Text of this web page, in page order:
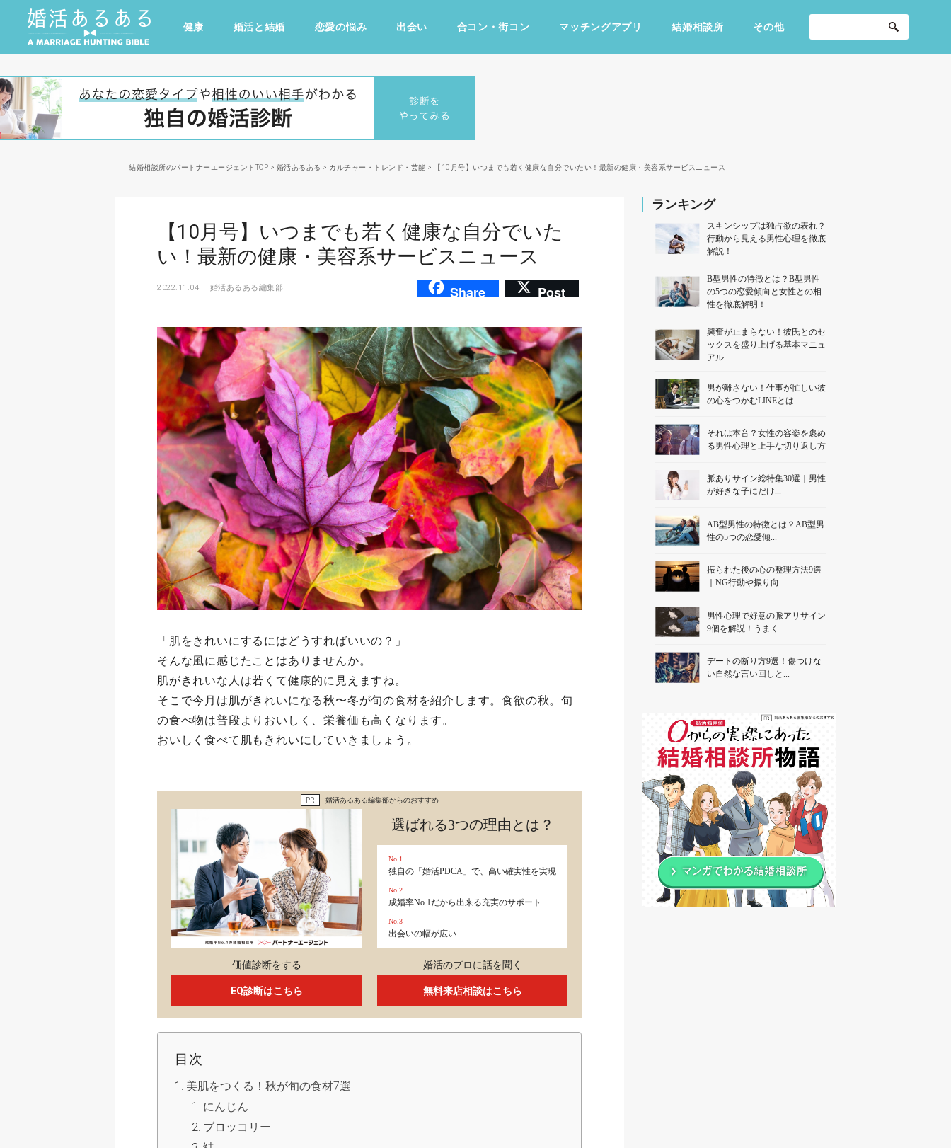
健康 婚活と結婚 恋愛の悩み 出会い 合コン・街コン マッチングアプリ 結婚相談所 その他
心の処方箋 カルチャー・トレンド・芸能
結婚相談所のパートナーエージェントTOP > 婚活あるある > カルチャー・トレンド・芸能 > 【10月号】いつまでも若く健康な自分でいたい！最新の健康・美容系サービスニュース
【10月号】いつまでも若く健康な自分でいた
い！最新の健康・美容系サービスニュース
2022.11.04 婚活あるある編集部 Share Post
「肌をきれいにするにはどうすればいいの？」
そんな風に感じたことはありませんか。
肌がきれいな人は若くて健康的に見えますね。
そこで今月は肌がきれいになる秋〜冬が旬の食材を紹介します。食欲の秋。旬
の食べ物は普段よりおいしく、栄養価も高くなります。
おいしく食べて肌もきれいにしていきましょう。
PR 婚活あるある編集部からのおすすめ
価値診断をする
EQ診断はこちら
選ばれる3つの理由とは？
No.1
独自の「婚活PDCA」で、高い確実性を実現
No.2
成婚率No.1だから出来る充実のサポート
No.3
出会いの幅が広い
婚活のプロに話を聞く
無料来店相談はこちら
目次
美肌をつくる！秋が旬の食材7選
にんじん
ブロッコリー
ランキング
スキンシップは独占欲の表れ？
行動から見える男性心理を徹底
解説！
B型男性の特徴とは？B型男性
の5つの恋愛傾向と女性との相
性を徹底解明！
興奮が止まらない！彼氏とのセ
ックスを盛り上げる基本マニュ
アル
男が離さない！仕事が忙しい彼
の心をつかむLINEとは
それは本音？女性の容姿を褒め
る男性心理と上手な切り返し方
脈ありサイン総特集30選｜男性
が好きな子にだけ...
AB型男性の特徴とは？AB型男
性の5つの恋愛傾...
振られた後の心の整理方法9選
｜NG行動や振り向...
男性心理で好意の脈アリサイン
9個を解説！うまく...
デートの断り方9選！傷つけな
い自然な言い回しと...